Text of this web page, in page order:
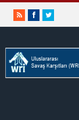
RSSFacebookTwitter